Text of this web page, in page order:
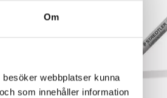
Om
webbplatser kunna
som innehåller information